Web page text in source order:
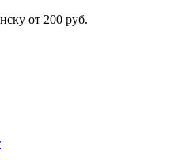
от 200 руб.